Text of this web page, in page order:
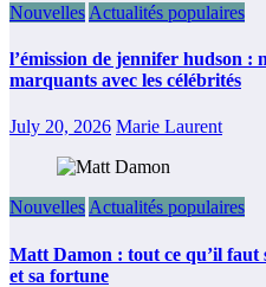
Nouvelles Actualités populaires
l’émission de jennifer hudson :
marquants avec les célébrités
July 20, 2026 Marie Laurent
NouvellesActualités populaires
Matt Damon : tout ce qu’il faut
et sa fortune